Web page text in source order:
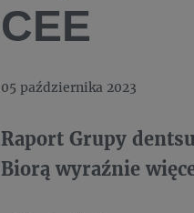
CEE
05 października 2023
Raport Grupy
Biorą wyraźnie